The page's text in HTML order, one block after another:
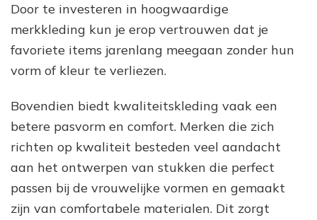
Door te investeren in hoogwaardige
merkkleding kun je erop vertrouwen dat je
favoriete items jarenlang meegaan zonder hun
vorm of kleur te verliezen.
Bovendien biedt kwaliteitskleding vaak een
betere pasvorm en comfort. Merken die zich
richten op kwaliteit besteden veel aandacht
aan het ontwerpen van stukken die perfect
passen bij de vrouwelijke vormen en gemaakt
zijn van comfortabele materialen. Dit zorgt